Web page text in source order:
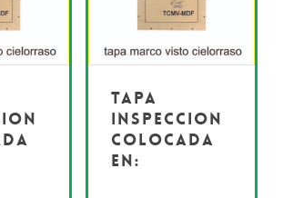
Tapa
inspeccion
colocada
en: